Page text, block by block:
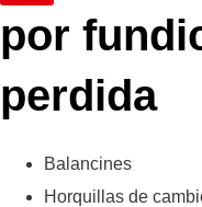
por
perdida
Balancines
Horquillas de